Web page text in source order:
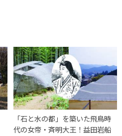
「石と水の都」を築いた飛鳥時
代の女帝・斉明大王！益田岩船